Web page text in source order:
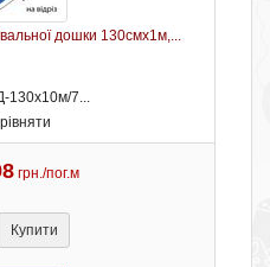
дошки 130смх1м,...
130х10м/7...
грн./пог.м
Купити